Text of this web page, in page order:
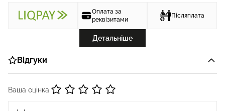
Оплата за
реквізитами
Післяплата
Детальніше
Відгуки
Ваша оцінка